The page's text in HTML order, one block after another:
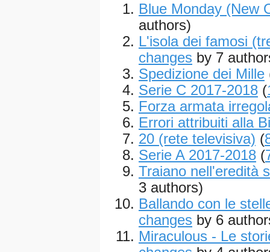
Blue Monday (New
authors)
L'isola dei famosi
changes by 7
Spedizione dei Mille
Serie C 2017-2018 (
Forza armata
Errori attribuiti alla
20 (rete televisiva) (
Serie A 2017-2018 (
Traiano nell'eredità
3 authors)
Ballando con le
changes by 6
Miraculous - Le